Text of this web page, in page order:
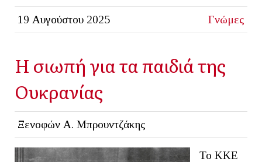
19 Αυγούστου 2025 Γνώμες
Η σιωπή για τα παιδιά της
Ουκρανίας
Ξενοφών Α. Μπρουντζάκης
Το ΚΚΕ